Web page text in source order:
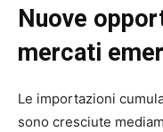
Nuove
mercati
Le importazioni
sono cresciute